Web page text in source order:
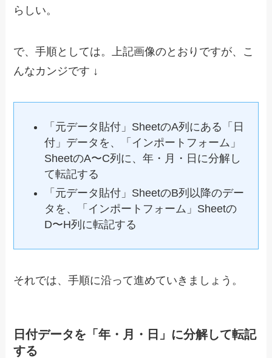
らしい。
で、手順としては。上記画像のとおりですが、こ
んなカンジです ↓
「元データ貼付」SheetのA列にある「日
付」データを、「インポートフォーム」
SheetのA〜C列に、年・月・日に分解し
て転記する
「元データ貼付」SheetのB列以降のデー
タを、「インポートフォーム」Sheetの
D〜H列に転記する
それでは、手順に沿って進めていきましょう。
日付データを「年・月・日」に分解して転記
する